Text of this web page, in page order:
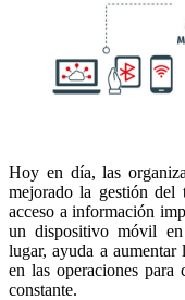
Hoy en día, las
mejorado la gestión del
acceso a información
un dispositivo móvil
lugar, ayuda a
en las operaciones
constante.